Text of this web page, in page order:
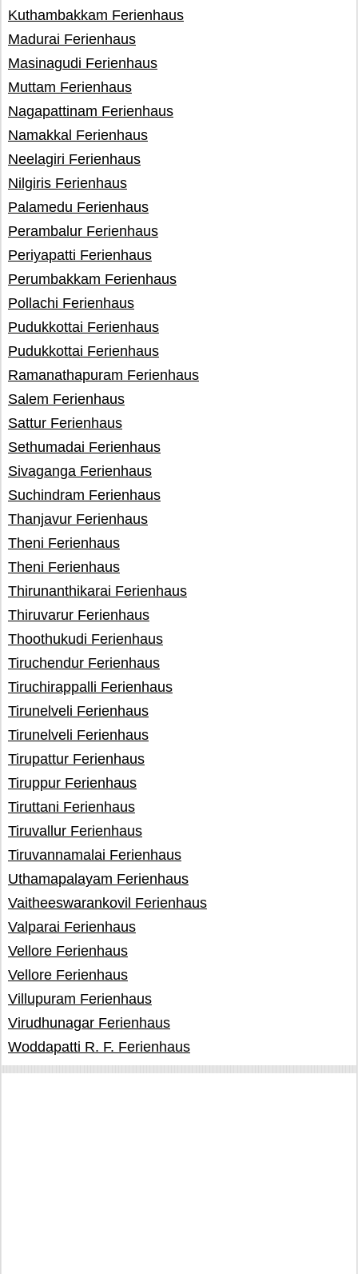
Kuthambakkam Ferienhaus
Madurai Ferienhaus
Masinagudi Ferienhaus
Muttam Ferienhaus
Nagapattinam Ferienhaus
Namakkal Ferienhaus
Neelagiri Ferienhaus
Nilgiris Ferienhaus
Palamedu Ferienhaus
Perambalur Ferienhaus
Periyapatti Ferienhaus
Perumbakkam Ferienhaus
Pollachi Ferienhaus
Pudukkottai Ferienhaus
Pudukkottai Ferienhaus
Ramanathapuram Ferienhaus
Salem Ferienhaus
Sattur Ferienhaus
Sethumadai Ferienhaus
Sivaganga Ferienhaus
Suchindram Ferienhaus
Thanjavur Ferienhaus
Theni Ferienhaus
Theni Ferienhaus
Thirunanthikarai Ferienhaus
Thiruvarur Ferienhaus
Thoothukudi Ferienhaus
Tiruchendur Ferienhaus
Tiruchirappalli Ferienhaus
Tirunelveli Ferienhaus
Tirunelveli Ferienhaus
Tirupattur Ferienhaus
Tiruppur Ferienhaus
Tiruttani Ferienhaus
Tiruvallur Ferienhaus
Tiruvannamalai Ferienhaus
Uthamapalayam Ferienhaus
Vaitheeswarankovil Ferienhaus
Valparai Ferienhaus
Vellore Ferienhaus
Vellore Ferienhaus
Villupuram Ferienhaus
Virudhunagar Ferienhaus
Woddapatti R. F. Ferienhaus